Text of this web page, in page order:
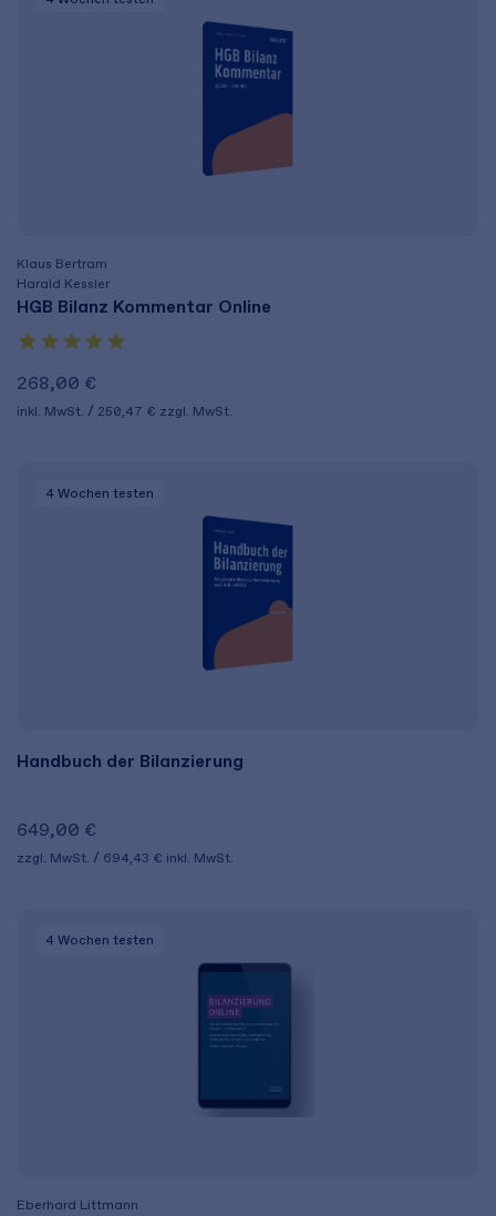
Klaus Bertram
Harald Kessler
HGB Bilanz Kommentar Online
268,00 €
inkl. MwSt. 250,47 € zzgl. MwSt.
4 Wochen testen
Handbuch der Bilanzierung
649,00 €
zzgl. MwSt. 694,43 € inkl. MwSt.
4 Wochen testen
Eberhard Littmann